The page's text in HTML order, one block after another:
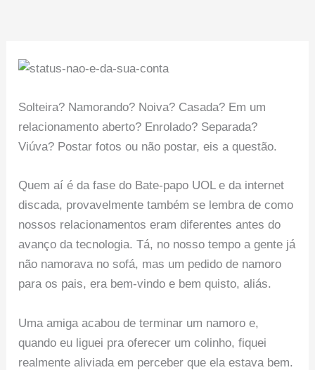
Solteira? Namorando? Noiva? Casada? Em um
relacionamento aberto? Enrolado? Separada?
Viúva? Postar fotos ou não postar, eis a questão.
Quem aí é da fase do Bate-papo UOL e da internet
discada, provavelmente também se lembra de como
nossos relacionamentos eram diferentes antes do
avanço da tecnologia. Tá, no nosso tempo a gente já
não namorava no sofá, mas um pedido de namoro
para os pais, era bem-vindo e bem quisto, aliás.
Uma amiga acabou de terminar um namoro e,
quando eu liguei pra oferecer um colinho, fiquei
realmente aliviada em perceber que ela estava bem.